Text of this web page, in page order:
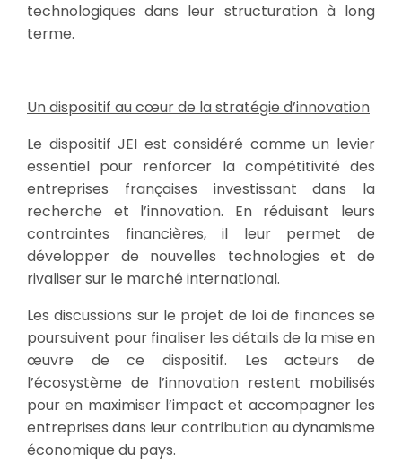
technologiques dans leur structuration à long
terme.
Un dispositif au cœur de la stratégie d’innovation
Le dispositif JEI est considéré comme un levier
essentiel pour renforcer la compétitivité des
entreprises françaises investissant dans la
recherche et l’innovation. En réduisant leurs
contraintes financières, il leur permet de
développer de nouvelles technologies et de
rivaliser sur le marché international.
Les discussions sur le projet de loi de finances se
poursuivent pour finaliser les détails de la mise en
œuvre de ce dispositif. Les acteurs de
l’écosystème de l’innovation restent mobilisés
pour en maximiser l’impact et accompagner les
entreprises dans leur contribution au dynamisme
économique du pays.